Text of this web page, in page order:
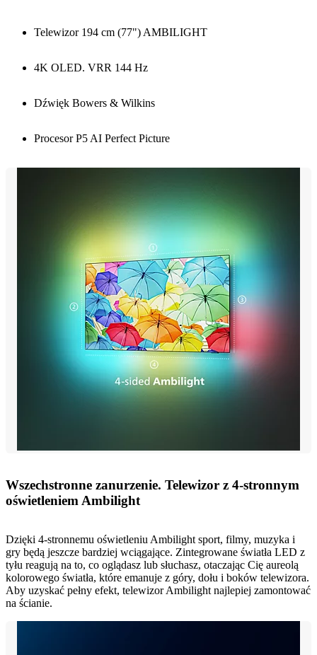
Telewizor 194 cm (77") AMBILIGHT
4K OLED. VRR 144 Hz
Dźwięk Bowers & Wilkins
Procesor P5 AI Perfect Picture
Wszechstronne zanurzenie. Telewizor z 4-stronnym
oświetleniem Ambilight
Dzięki 4-stronnemu oświetleniu Ambilight sport, filmy, muzyka i
gry będą jeszcze bardziej wciągające. Zintegrowane światła LED z
tyłu reagują na to, co oglądasz lub słuchasz, otaczając Cię aureolą
kolorowego światła, które emanuje z góry, dołu i boków telewizora.
Aby uzyskać pełny efekt, telewizor Ambilight najlepiej zamontować
na ścianie.